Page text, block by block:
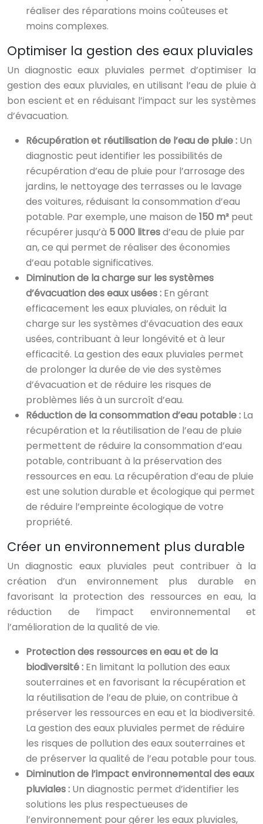
réaliser des réparations moins coûteuses et
moins complexes.
Optimiser la gestion des eaux pluviales
Un diagnostic eaux pluviales permet d’optimiser la
gestion des eaux pluviales, en utilisant l’eau de pluie à
bon escient et en réduisant l’impact sur les systèmes
d’évacuation.
Récupération et réutilisation de l’eau de pluie : Un
diagnostic peut identifier les possibilités de
récupération d’eau de pluie pour l’arrosage des
jardins, le nettoyage des terrasses ou le lavage
des voitures, réduisant la consommation d’eau
potable. Par exemple, une maison de 150 m² peut
récupérer jusqu’à 5 000 litresd’eau de pluie par
an, ce qui permet de réaliser des économies
d’eau potable significatives.
Diminution de la charge sur les systèmes
d’évacuation des eaux usées : En gérant
efficacement les eaux pluviales, on réduit la
charge sur les systèmes d’évacuation des eaux
usées, contribuant à leur longévité et à leur
efficacité. La gestion des eaux pluviales permet
de prolonger la durée de vie des systèmes
d’évacuation et de réduire les risques de
problèmes liés à un surcroît d’eau.
Réduction de la consommation d’eau potable : La
récupération et la réutilisation de l’eau de pluie
permettent de réduire la consommation d’eau
potable, contribuant à la préservation des
ressources en eau. La récupération d’eau de pluie
est une solution durable et écologique qui permet
de réduire l’empreinte écologique de votre
propriété.
Créer un environnement plus durable
Un diagnostic eaux pluviales peut contribuer à la
création d’un environnement plus durable en
favorisant la protection des ressources en eau, la
réduction de l’impact environnemental et
l’amélioration de la qualité de vie.
Protection des ressources en eau et de la
biodiversité : En limitant la pollution des eaux
souterraines et en favorisant la récupération et
la réutilisation de l’eau de pluie, on contribue à
préserver les ressources en eau et la biodiversité.
La gestion des eaux pluviales permet de réduire
les risques de pollution des eaux souterraines et
de préserver la qualité de l’eau potable pour tous.
Diminution de l’impact environnemental des eaux
pluviales : Un diagnostic permet d’identifier les
solutions les plus respectueuses de
l’environnement pour gérer les eaux pluviales,